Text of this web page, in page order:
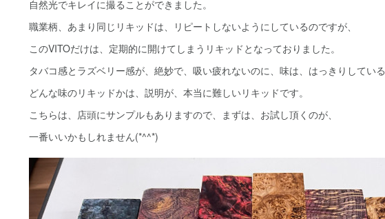
自然光でキレイに撮ることができました。
職業柄、あまり同じリキッドは、リピートしないようにしているのですが、
このVITOだけは、定期的に開けてしまうリキッドとなっておりました。
タバコ感とラズベリー感が、絶妙で、吸い疲れないのに、味は、はっきりしている
どんな味のリキッドかは、説明が、本当に難しいリキッドです。
こちらは、店頭にサンプルもありますので、まずは、お試し頂くのが、
一番いいかもしれません(*^^*)